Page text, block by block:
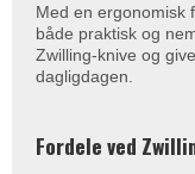
Med en ergonomisk
både praktisk og
Zwilling-knive og
dagligdagen.
Fordele ved